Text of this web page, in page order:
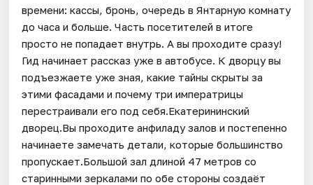
времени: кассы, бронь, очередь в Янтарную комнату
до часа и больше. Часть посетителей в итоге
просто не попадает внутрь. А вы проходите сразу!
Гид начинает рассказ уже в автобусе. К дворцу вы
подъезжаете уже зная, какие тайны скрыты за
этими фасадами и почему три императрицы
перестраивали его под себя.Екатерининский
дворец.Вы проходите анфиладу залов и постепенно
начинаете замечать детали, которые большинство
пропускает.Большой зал длиной 47 метров со
старинными зеркалами по обе стороны создаёт